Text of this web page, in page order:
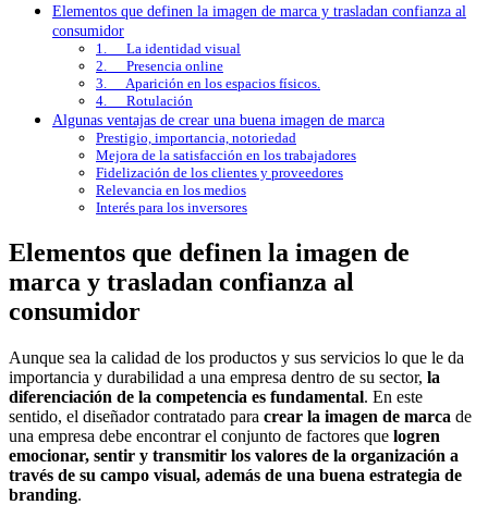
Elementos que definen la imagen de marca y trasladan confianza al
consumidor
1. La identidad visual
2. Presencia online
3. Aparición en los espacios físicos.
4. Rotulación
Algunas ventajas de crear una buena imagen de marca
Prestigio, importancia, notoriedad
Mejora de la satisfacción en los trabajadores
Fidelización de los clientes y proveedores
Relevancia en los medios
Interés para los inversores
Elementos que definen la imagen de
marca y trasladan confianza al
consumidor
Aunque sea la calidad de los productos y sus servicios lo que le da
importancia y durabilidad a una empresa dentro de su sector, la
diferenciación de la competencia es fundamental. En este
sentido, el diseñador contratado para crear la imagen de marca de
una empresa debe encontrar el conjunto de factores que logren
emocionar, sentir y transmitir los valores de la organización a
través de su campo visual, además de una buena estrategia de
branding.